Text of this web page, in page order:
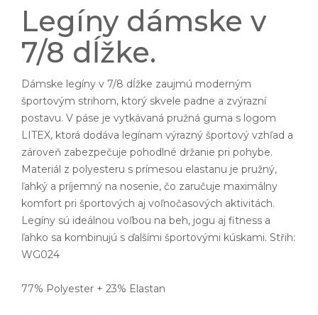
Legíny dámske v
7/8 dĺžke.
Dámske legíny v 7/8 dĺžke zaujmú moderným
športovým strihom, ktorý skvele padne a zvýrazní
postavu. V páse je vytkávaná pružná guma s logom
LITEX, ktorá dodáva legínam výrazný športový vzhľad a
zároveň zabezpečuje pohodlné držanie pri pohybe.
Materiál z polyesteru s prímesou elastanu je pružný,
ľahký a príjemný na nosenie, čo zaručuje maximálny
komfort pri športových aj voľnočasových aktivitách.
Legíny sú ideálnou voľbou na beh, jogu aj fitness a
ľahko sa kombinujú s ďalšími športovými kúskami. Střih:
WG024
77% Polyester + 23% Elastan